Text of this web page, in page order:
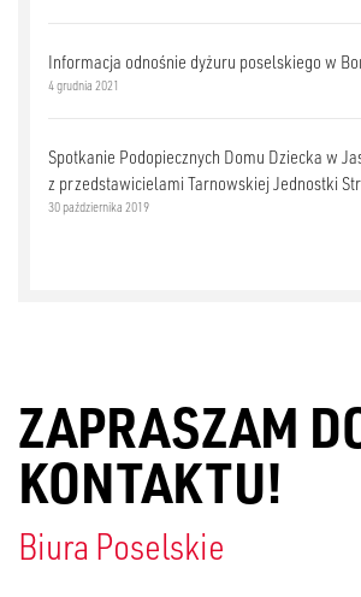
Informacja odnośnie dyżuru poselskiego w
4 grudnia 2021
Spotkanie Podopiecznych Domu Dziecka w
z przedstawicielami Tarnowskiej Jednostki
30 października 2019
ZAPRASZAM
KONTAKTU!
Biura Poselskie